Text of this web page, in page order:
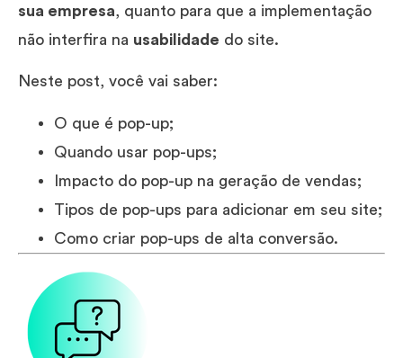
sua empresa, quanto para que a implementação
não interfira na usabilidade do site.
Neste post, você vai saber:
O que é pop-up;
Quando usar pop-ups;
Impacto do pop-up na geração de vendas;
Tipos de pop-ups para adicionar em seu site;
Como criar pop-ups de alta conversão.